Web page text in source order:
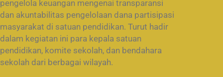
pengelola keuangan mengenai transparansi
dan akuntabilitas pengelolaan dana partisipasi
masyarakat di satuan pendidikan. Turut hadir
dalam kegiatan ini para kepala satuan
pendidikan, komite sekolah, dan bendahara
sekolah dari berbagai wilayah.